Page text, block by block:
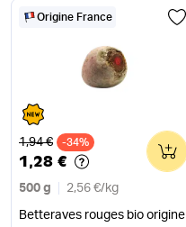
Origine France
Ancien prix
1,94 € -34%
1,28 €
500 g 2,56 €/ kg
Betteraves rouges bio origine
0